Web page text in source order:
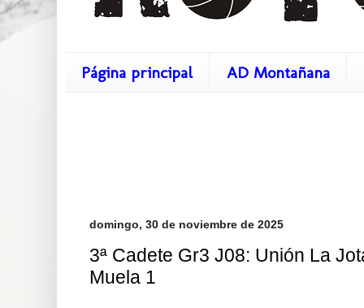
Página principal AD Montañana
domingo, 30 de noviembre de 2025
3ª Cadete Gr3 J08: Unión La
Muela 1